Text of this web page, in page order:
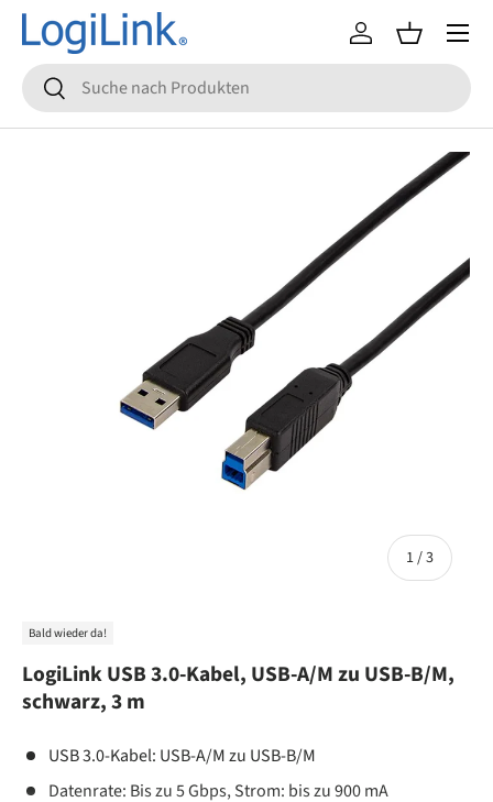
Direkt zum Inhalt
Suchen
Suchen
Einloggen
Menü
1/von
3
Bald wieder da!
LogiLink USB 3.0-Kabel, USB-A/M zu USB-B/M,
schwarz, 3 m
USB 3.0-Kabel: USB-A/M zu USB-B/M
Datenrate: Bis zu 5 Gbps, Strom: bis zu 900 mA